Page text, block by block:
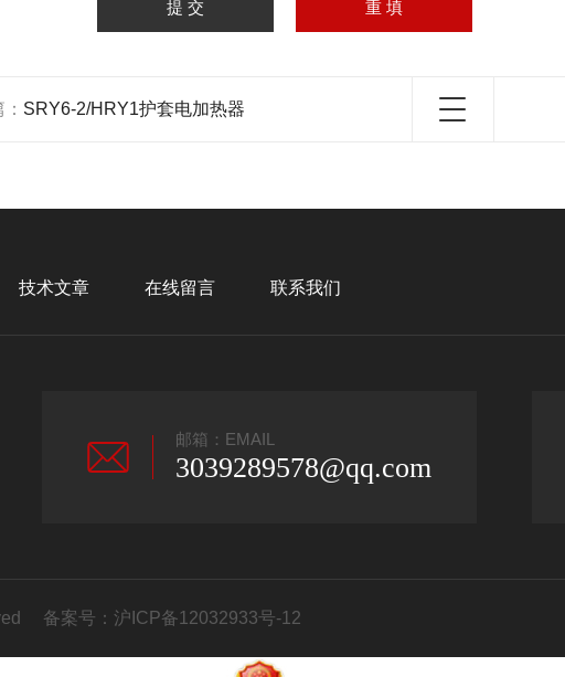
SRY6-2/HRY1护套电加热器
技术文章 在线留言 联系我们
邮箱：EMAIL
3039289578@qq.com
备案号： 沪ICP备12032933号-12